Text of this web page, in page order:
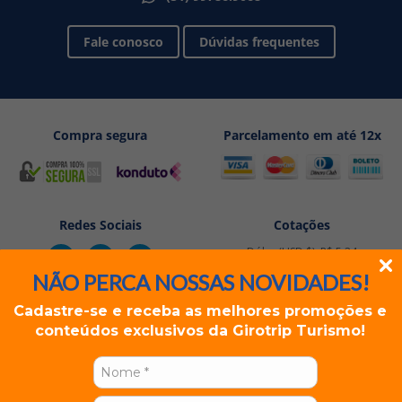
NÃO PERCA NOSSAS NOVIDADES!
Cadastre-se e receba as melhores promoções e
conteúdos exclusivos da Girotrip Turismo!
Fale conosco Dúvidas frequentes
Compra segura Parcelamento em até 12x
Redes Sociais Cotações
Dólar (USD $): R$ 5,24
GIROTRIP TURISMO EIRELI | CNPJ: 19.296.228/0001-07